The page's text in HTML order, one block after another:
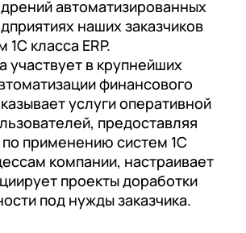
автоматизированных
наших заказчиков
1С класса ERP.
участвует в крупнейших
финансового
услуги оперативной
предоставляя
по применению систем 1С
компании, настраивает
проекты доработки
под нужды заказчика.
решения
(BI)
взаимоотношениями с
(CRM)